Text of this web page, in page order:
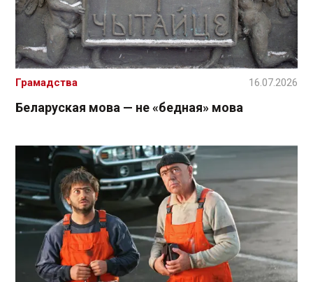
Беларуская мова — не «бедная» мова
Грамадства 16.07.2026